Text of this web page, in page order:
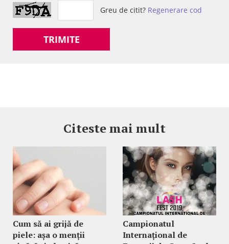
Greu de citit? Regenerare cod
TRIMITE
Citeste mai mult
Cum să ai grijă de
piele: așa o menții
Campionatul
Internațional de